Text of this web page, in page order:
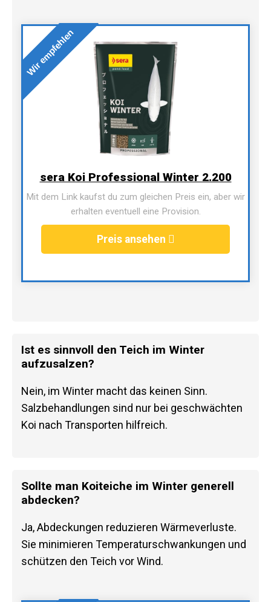
Wir empfehlen
sera Koi Professional Winter 2.200
Mit dem Link kaufst du zum gleichen Preis ein, aber wir
erhalten eventuell eine Provision.
Preis ansehen
Ist es sinnvoll den Teich im Winter
aufzusalzen?
Nein, im Winter macht das keinen Sinn.
Salzbehandlungen sind nur bei geschwächten
Koi nach Transporten hilfreich.
Sollte man Koiteiche im Winter generell
abdecken?
Ja, Abdeckungen reduzieren Wärmeverluste.
Sie minimieren Temperaturschwankungen und
schützen den Teich vor Wind.